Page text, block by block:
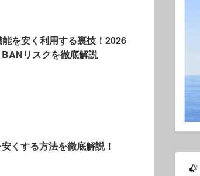
を安く利用する裏技！2026
リスクを徹底解説
くする方法を徹底解説！